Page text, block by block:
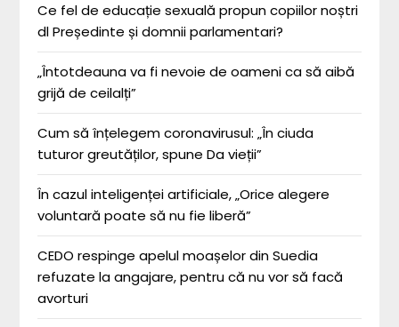
Ce fel de educație sexuală propun copiilor noștri
dl Președinte și domnii parlamentari?
„Întotdeauna va fi nevoie de oameni ca să aibă
grijă de ceilalți”
Cum să înțelegem coronavirusul: „În ciuda
tuturor greutăților, spune Da vieții”
În cazul inteligenței artificiale, „Orice alegere
voluntară poate să nu fie liberă”
CEDO respinge apelul moașelor din Suedia
refuzate la angajare, pentru că nu vor să facă
avorturi